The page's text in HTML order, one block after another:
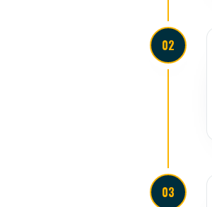
02
03